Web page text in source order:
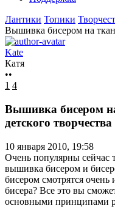
Лантики Топики
Вышивка бисером на
Kate
Катя
••
1 4
Вышивка бисером
детского творчества
10 января 2010, 19:58
Очень популярны сейчас
вышивка бисером и
бисером смотрятся
бисера? Все это вы
основными принципами